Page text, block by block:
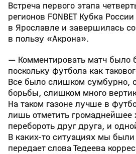
Встреча первого этапа
регионов FONBET Кубка
в Ярославле и завершилась
в пользу «Акрона».
— Комментировать матч было
поскольку футбола как
Все было слишком сумбурно,
борьбы, слишком много
На таком газоне лучше в
лишь отметить громаднейшее
перебороть друг друга, и
В каких‑то ситуациях мы
передает слова Тедеева